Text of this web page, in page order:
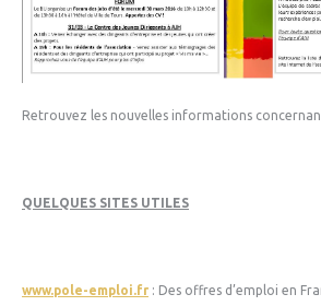
Retrouvez les nouvelles informations
QUELQUES SITES UTILES
www.pole-emploi.fr : Des offres d’emploi en